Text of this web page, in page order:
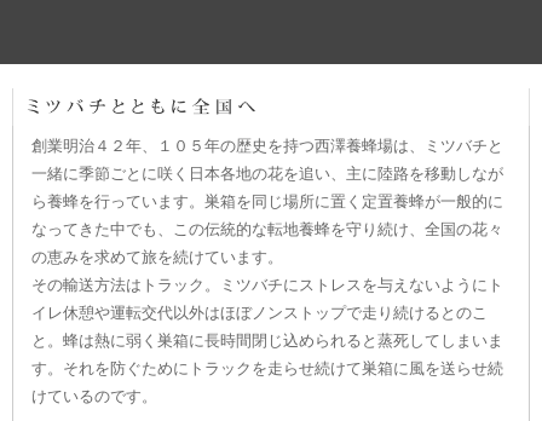
創業明治４２年、１０５年の歴史を持つ西澤養蜂場は、ミツバチと
一緒に季節ごとに咲く日本各地の花を追い、主に陸路を移動しなが
ら養蜂を行っています。巣箱を同じ場所に置く定置養蜂が一般的に
なってきた中でも、この伝統的な転地養蜂を守り続け、全国の花々
の恵みを求めて旅を続けています。
その輸送方法はトラック。ミツバチにストレスを与えないようにト
イレ休憩や運転交代以外はほぼノンストップで走り続けるとのこ
と。蜂は熱に弱く巣箱に長時間閉じ込められると蒸死してしまいま
す。それを防ぐためにトラックを走らせ続けて巣箱に風を送らせ続
けているのです。